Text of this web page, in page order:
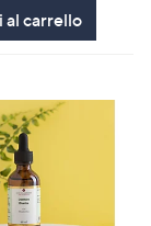
Stars
al carrello